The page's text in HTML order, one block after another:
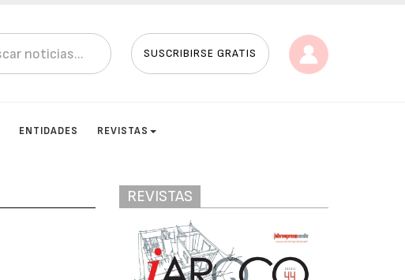
SUSCRIBIRSE GRATIS
ENTIDADES REVISTAS
REVISTAS